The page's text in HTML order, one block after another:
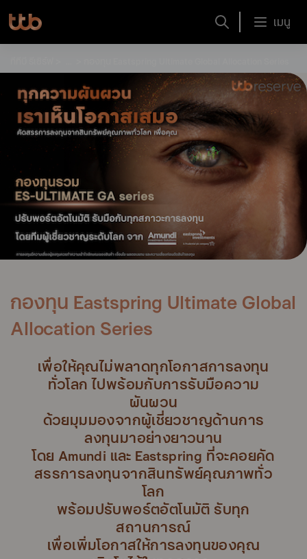
เมนู
กองทุน Eastspring Ultimate Global
Allocation Series
เพื่อให้คุณไม่พลาดทุกโอกาสการลงทุน
ทั่วโลก ไปพร้อมกับการรับมือความ
ผันผวน
ด้วยมุมมองจากผู้เชี่ยวชาญด้านการ
ลงทุนมาอย่างยาวนาน
โดย Amundi และ Eastspring ที่จะคอยคัด
สรรการลงทุนจากสินทรัพย์คุณภาพทั่ว
โลก
พร้อมปรับพอร์ตอัตโนมัติ รับทุก
สถานการณ์
เพื่อเพิ่มโอกาสให้การลงทุนของคุณ